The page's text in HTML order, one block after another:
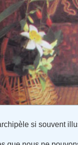
si souvent